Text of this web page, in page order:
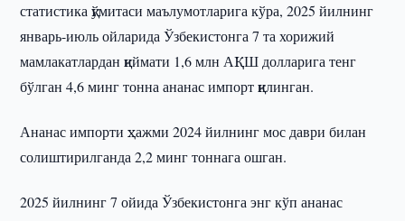
статистика қўмитаси маълумотларига кўра, 2025 йилнинг
январь-июль ойларида Ўзбекистонга 7 та хорижий
мамлакатлардан қиймати 1,6 млн АҚШ долларига тенг
бўлган 4,6 минг тонна ананас импорт қилинган.
Ананас импорти ҳажми 2024 йилнинг мос даври билан
солиштирилганда 2,2 минг тоннага ошган.
2025 йилнинг 7 ойида Ўзбекистонга энг кўп ананас